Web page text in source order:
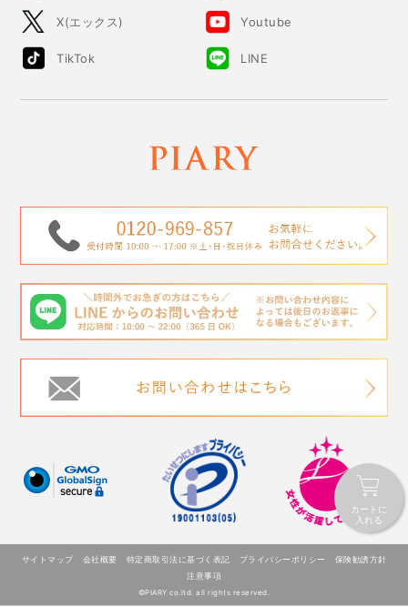
カートに
入れる
X(エックス) Youtube
TikTok LINE
サイトマップ 会社概要 特定商取引法に基づく表記 プライバシーポリシー
保険勧誘方針
注意事項
©PIARY co.ltd. all rights reserved.